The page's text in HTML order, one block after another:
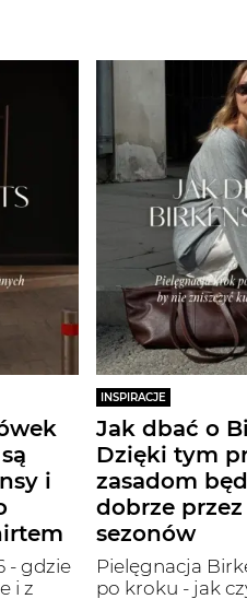
i
- gdzie
i z
INSPIRACJE
Jak dbać o
Dzięki tym
zasadom
dobrze
sezonów
Pielęgnacja
po kroku - jak